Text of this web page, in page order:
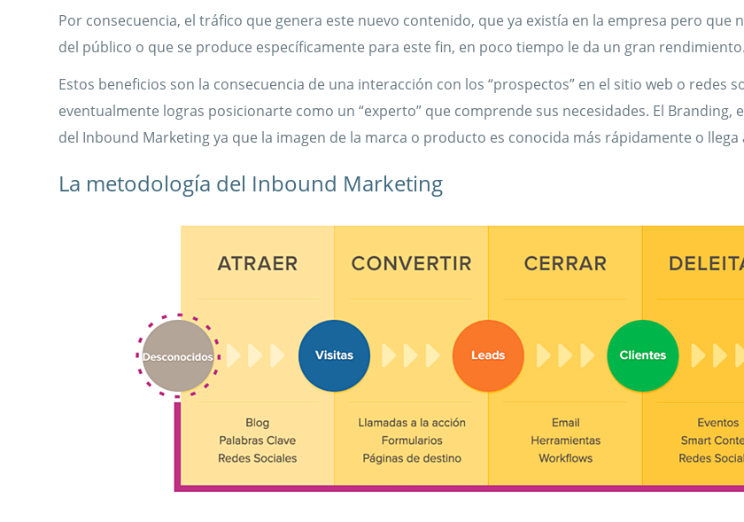
Por consecuencia, el tráfico que genera este nuevo contenido, que ya existía en la empresa pero que
del público o que se produce específicamente para este fin, en poco tiempo le da un gran rendimiento.
Estos beneficios son la consecuencia de una interacción con los “prospectos” en el sitio web o redes
eventualmente logras posicionarte como un “experto” que comprende sus necesidades. El Branding,
del Inbound Marketing ya que la imagen de la marca o producto es conocida más rápidamente o llega
La metodología del Inbound Marketing